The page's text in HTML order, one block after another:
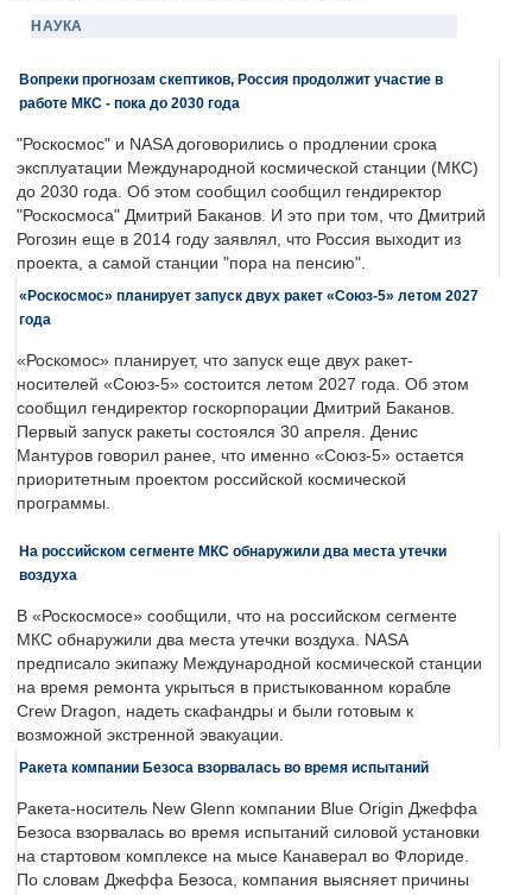
НАУКА
Вопреки прогнозам скептиков, Россия продолжит участие в
работе МКС - пока до 2030 года
"Роскосмос" и NASA договорились о продлении срока
эксплуатации Международной космической станции (МКС)
до 2030 года. Об этом сообщил сообщил гендиректор
"Роскосмоса" Дмитрий Баканов. И это при том, что Дмитрий
Рогозин еще в 2014 году заявлял, что Россия выходит из
проекта, а самой станции "пора на пенсию".
«Роскосмос» планирует запуск двух ракет «Союз-5» летом 2027
года
«Роскомос» планирует, что запуск еще двух ракет-
носителей «Союз-5» состоится летом 2027 года. Об этом
сообщил гендиректор госкорпорации Дмитрий Баканов.
Первый запуск ракеты состоялся 30 апреля. Денис
Мантуров говорил ранее, что именно «Союз-5» остается
приоритетным проектом российской космической
программы.
На российском сегменте МКС обнаружили два места утечки
воздуха
В «Роскосмосе» сообщили, что на российском сегменте
МКС обнаружили два места утечки воздуха. NASA
предписало экипажу Международной космической станции
на время ремонта укрыться в пристыкованном корабле
Crew Dragon, надеть скафандры и были готовым к
возможной экстренной эвакуации.
Ракета компании Безоса взорвалась во время испытаний
Ракета-носитель New Glenn компании Blue Origin Джеффа
Безоса взорвалась во время испытаний силовой установки
на стартовом комплексе на мысе Канаверал во Флориде.
По словам Джеффа Безоса, компания выясняет причины